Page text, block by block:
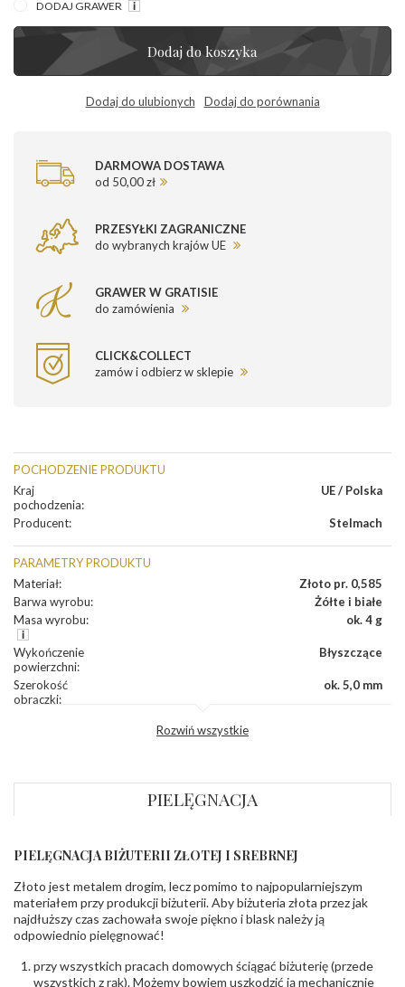
DODAJ GRAWER
Dodaj do koszyka
Dodaj do ulubionych Dodaj do porównania
DARMOWA DOSTAWA
od 50,00 zł
PRZESYŁKI ZAGRANICZNE
do wybranych krajów UE
GRAWER W GRATISIE
do zamówienia
CLICK&COLLECT
zamów i odbierz w sklepie
POCHODZENIE PRODUKTU
Kraj
pochodzenia:
UE / Polska
Producent: Stelmach
PARAMETRY PRODUKTU
Materiał:
Złoto pr. 0,585
Barwa wyrobu:
Żółte i białe
Masa wyrobu: ok. 4 g
Wykończenie
powierzchni:
Błyszczące
Szerokość
obrączki:
ok. 5,0 mm
KAMIENIE
Rodzaje
kamieni:
Cyrkonia
Liczba kamieni:
Cyrkonia - 1 szt.
Szlif kamieni:
(łącznie)
Rozwiń wszystkie
PIELĘGNACJA
PIELĘGNACJA BIŻUTERII ZŁOTEJ I SREBRNEJ
Złoto jest metalem drogim, lecz pomimo to najpopularniejszym
materiałem przy produkcji biżuterii. Aby biżuteria złota przez jak
najdłuższy czas zachowała swoje piękno i blask należy ją
odpowiednio pielęgnować!
przy wszystkich pracach domowych ściągać biżuterię (przede
wszystkich z rąk). Możemy bowiem uszkodzić ją mechanicznie